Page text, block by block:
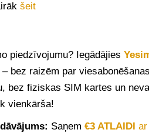
šeit
piedzīvojumu? Iegādājies
bez raizēm par
bez fiziskas SIM kartes un
vienkārša!
Saņem €3 ATLAIDI